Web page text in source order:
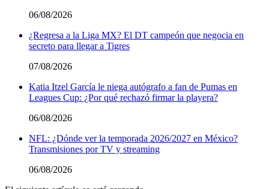
06/08/2026
¿Regresa a la Liga MX? El DT campeón que negocia en
secreto para llegar a Tigres
07/08/2026
Katia Itzel García le niega autógrafo a fan de Pumas en
Leagues Cup: ¿Por qué rechazó firmar la playera?
06/08/2026
NFL: ¿Dónde ver la temporada 2026/2027 en México?
Transmisiones por TV y streaming
06/08/2026